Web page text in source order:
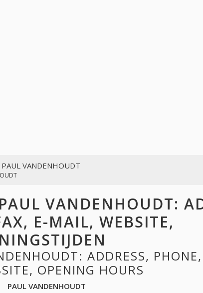
PAUL VANDENHOUDT
VANDENHOUDT:
E-MAIL, WEBSITE,
ADDRESS,
OPENING HOURS
PAUL VANDENHOUDT